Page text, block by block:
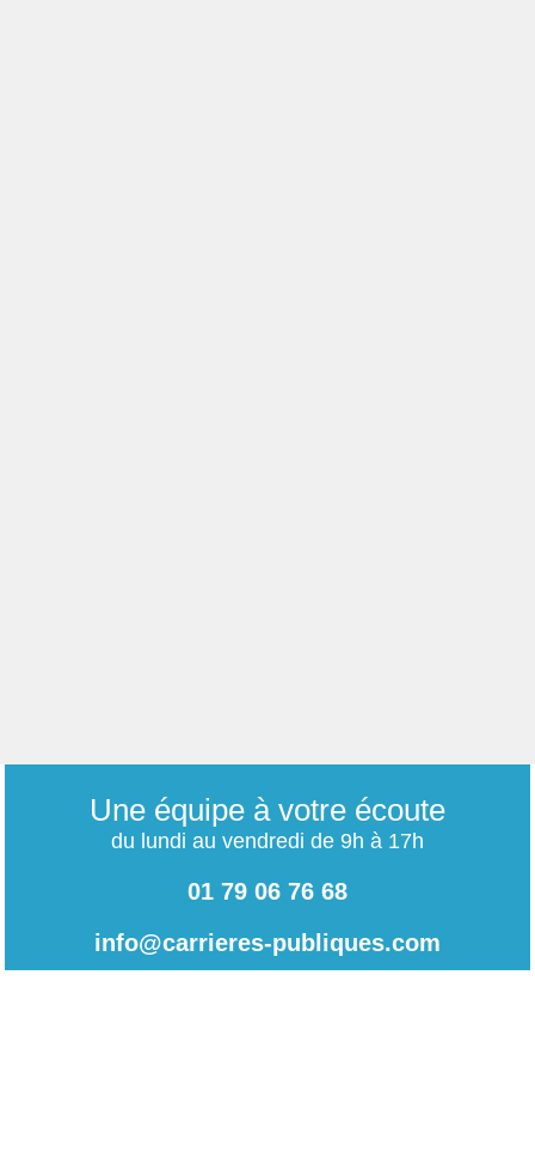
Une équipe à votre écoute
du lundi au vendredi de 9h à 17h
01 79 06 76 68
info@carrieres-publiques.com